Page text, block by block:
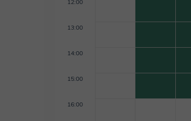
12:00
13:00
14:00
15:00
16:00